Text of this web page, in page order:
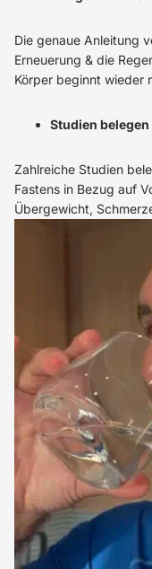
Die genaue Anleitung
Erneuerung & die
Körper beginnt wieder
Studien
Zahlreiche Studien
Fastens in Bezug auf
Übergewicht,